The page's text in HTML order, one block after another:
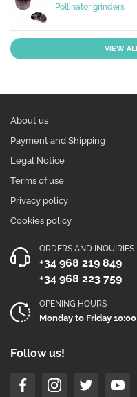
Pollinator grinders
VIEW
About us
Payment and Shipping
Legal Notice
Terms of use
Privacy policy
Cookies policy
ORDERS AND INQUIRIES
+34 968 219 849
+34 968 223 759
OPENING HOURS
Monday to Friday
Follow us!